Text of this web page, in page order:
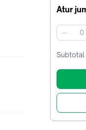
Atur
jumlah
Subtotal